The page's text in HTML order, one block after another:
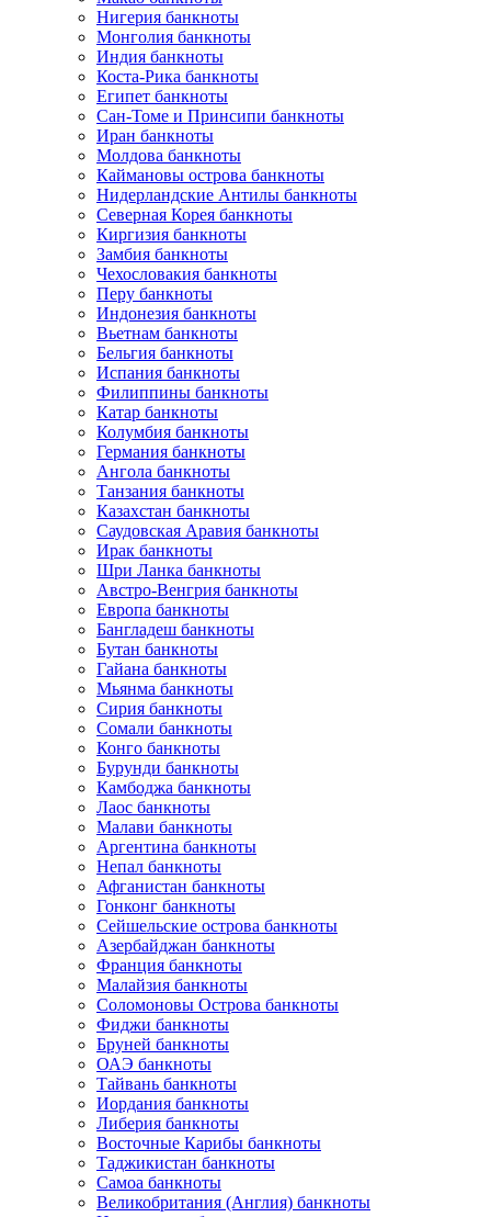
Нигерия банкноты
Монголия банкноты
Индия банкноты
Коста-Рика банкноты
Египет банкноты
Сан-Томе и Принсипи банкноты
Иран банкноты
Молдова банкноты
Каймановы острова банкноты
Нидерландские Антилы банкноты
Северная Корея банкноты
Киргизия банкноты
Замбия банкноты
Чехословакия банкноты
Перу банкноты
Индонезия банкноты
Вьетнам банкноты
Бельгия банкноты
Испания банкноты
Филиппины банкноты
Катар банкноты
Колумбия банкноты
Германия банкноты
Ангола банкноты
Танзания банкноты
Казахстан банкноты
Саудовская Аравия банкноты
Ирак банкноты
Шри Ланка банкноты
Австро-Венгрия банкноты
Европа банкноты
Бангладеш банкноты
Бутан банкноты
Гайана банкноты
Мьянма банкноты
Сирия банкноты
Сомали банкноты
Конго банкноты
Бурунди банкноты
Камбоджа банкноты
Лаос банкноты
Малави банкноты
Аргентина банкноты
Непал банкноты
Афганистан банкноты
Гонконг банкноты
Сейшельские острова банкноты
Азербайджан банкноты
Франция банкноты
Малайзия банкноты
Соломоновы Острова банкноты
Фиджи банкноты
Бруней банкноты
ОАЭ банкноты
Тайвань банкноты
Иордания банкноты
Либерия банкноты
Восточные Карибы банкноты
Таджикистан банкноты
Самоа банкноты
Великобритания (Англия) банкноты